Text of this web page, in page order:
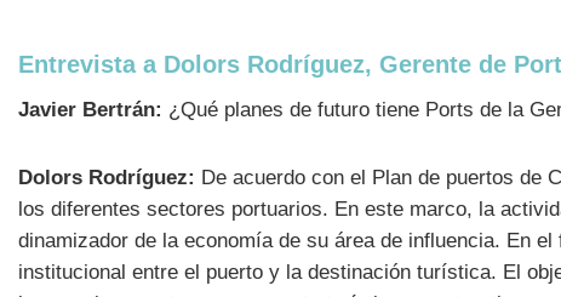
Entrevista a Dolors Rodríguez, Gerente de
Javier Bertrán: ¿Qué planes de futuro tiene Ports de la
Dolors Rodríguez: De acuerdo con el Plan de puertos de
los diferentes sectores portuarios. En este marco, la
dinamizador de la economía de su área de influencia. En
institucional entre el puerto y la destinación turística. El